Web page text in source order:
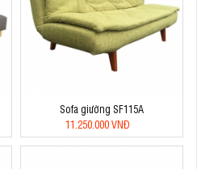
Sofa giường SF115A
11.250.000 VNĐ